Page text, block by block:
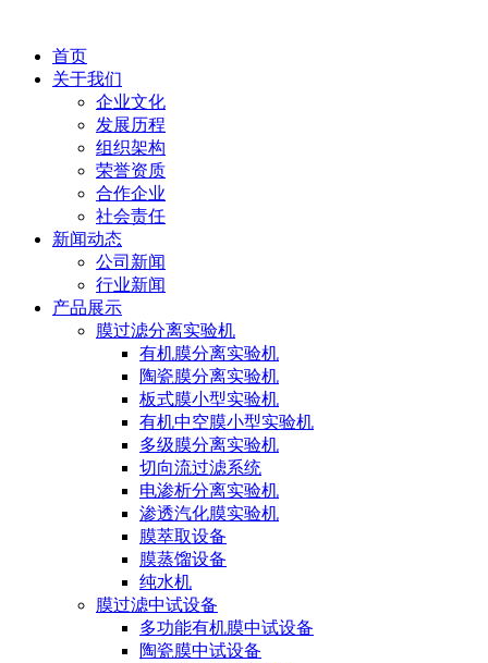
首页
关于我们
企业文化
发展历程
组织架构
荣誉资质
合作企业
社会责任
新闻动态
公司新闻
行业新闻
产品展示
膜过滤分离实验机
有机膜分离实验机
陶瓷膜分离实验机
板式膜小型实验机
有机中空膜小型实验机
多级膜分离实验机
切向流过滤系统
电渗析分离实验机
渗透汽化膜实验机
膜萃取设备
膜蒸馏设备
纯水机
膜过滤中试设备
多功能有机膜中试设备
陶瓷膜中试设备